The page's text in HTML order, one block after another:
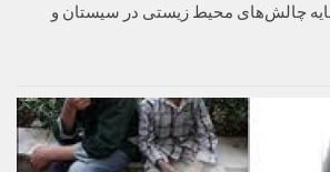
چالش‌های محیط زیستی در سیستان و